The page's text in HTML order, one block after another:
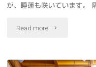
糸
が、睡蓮も咲いています。
Read more "花